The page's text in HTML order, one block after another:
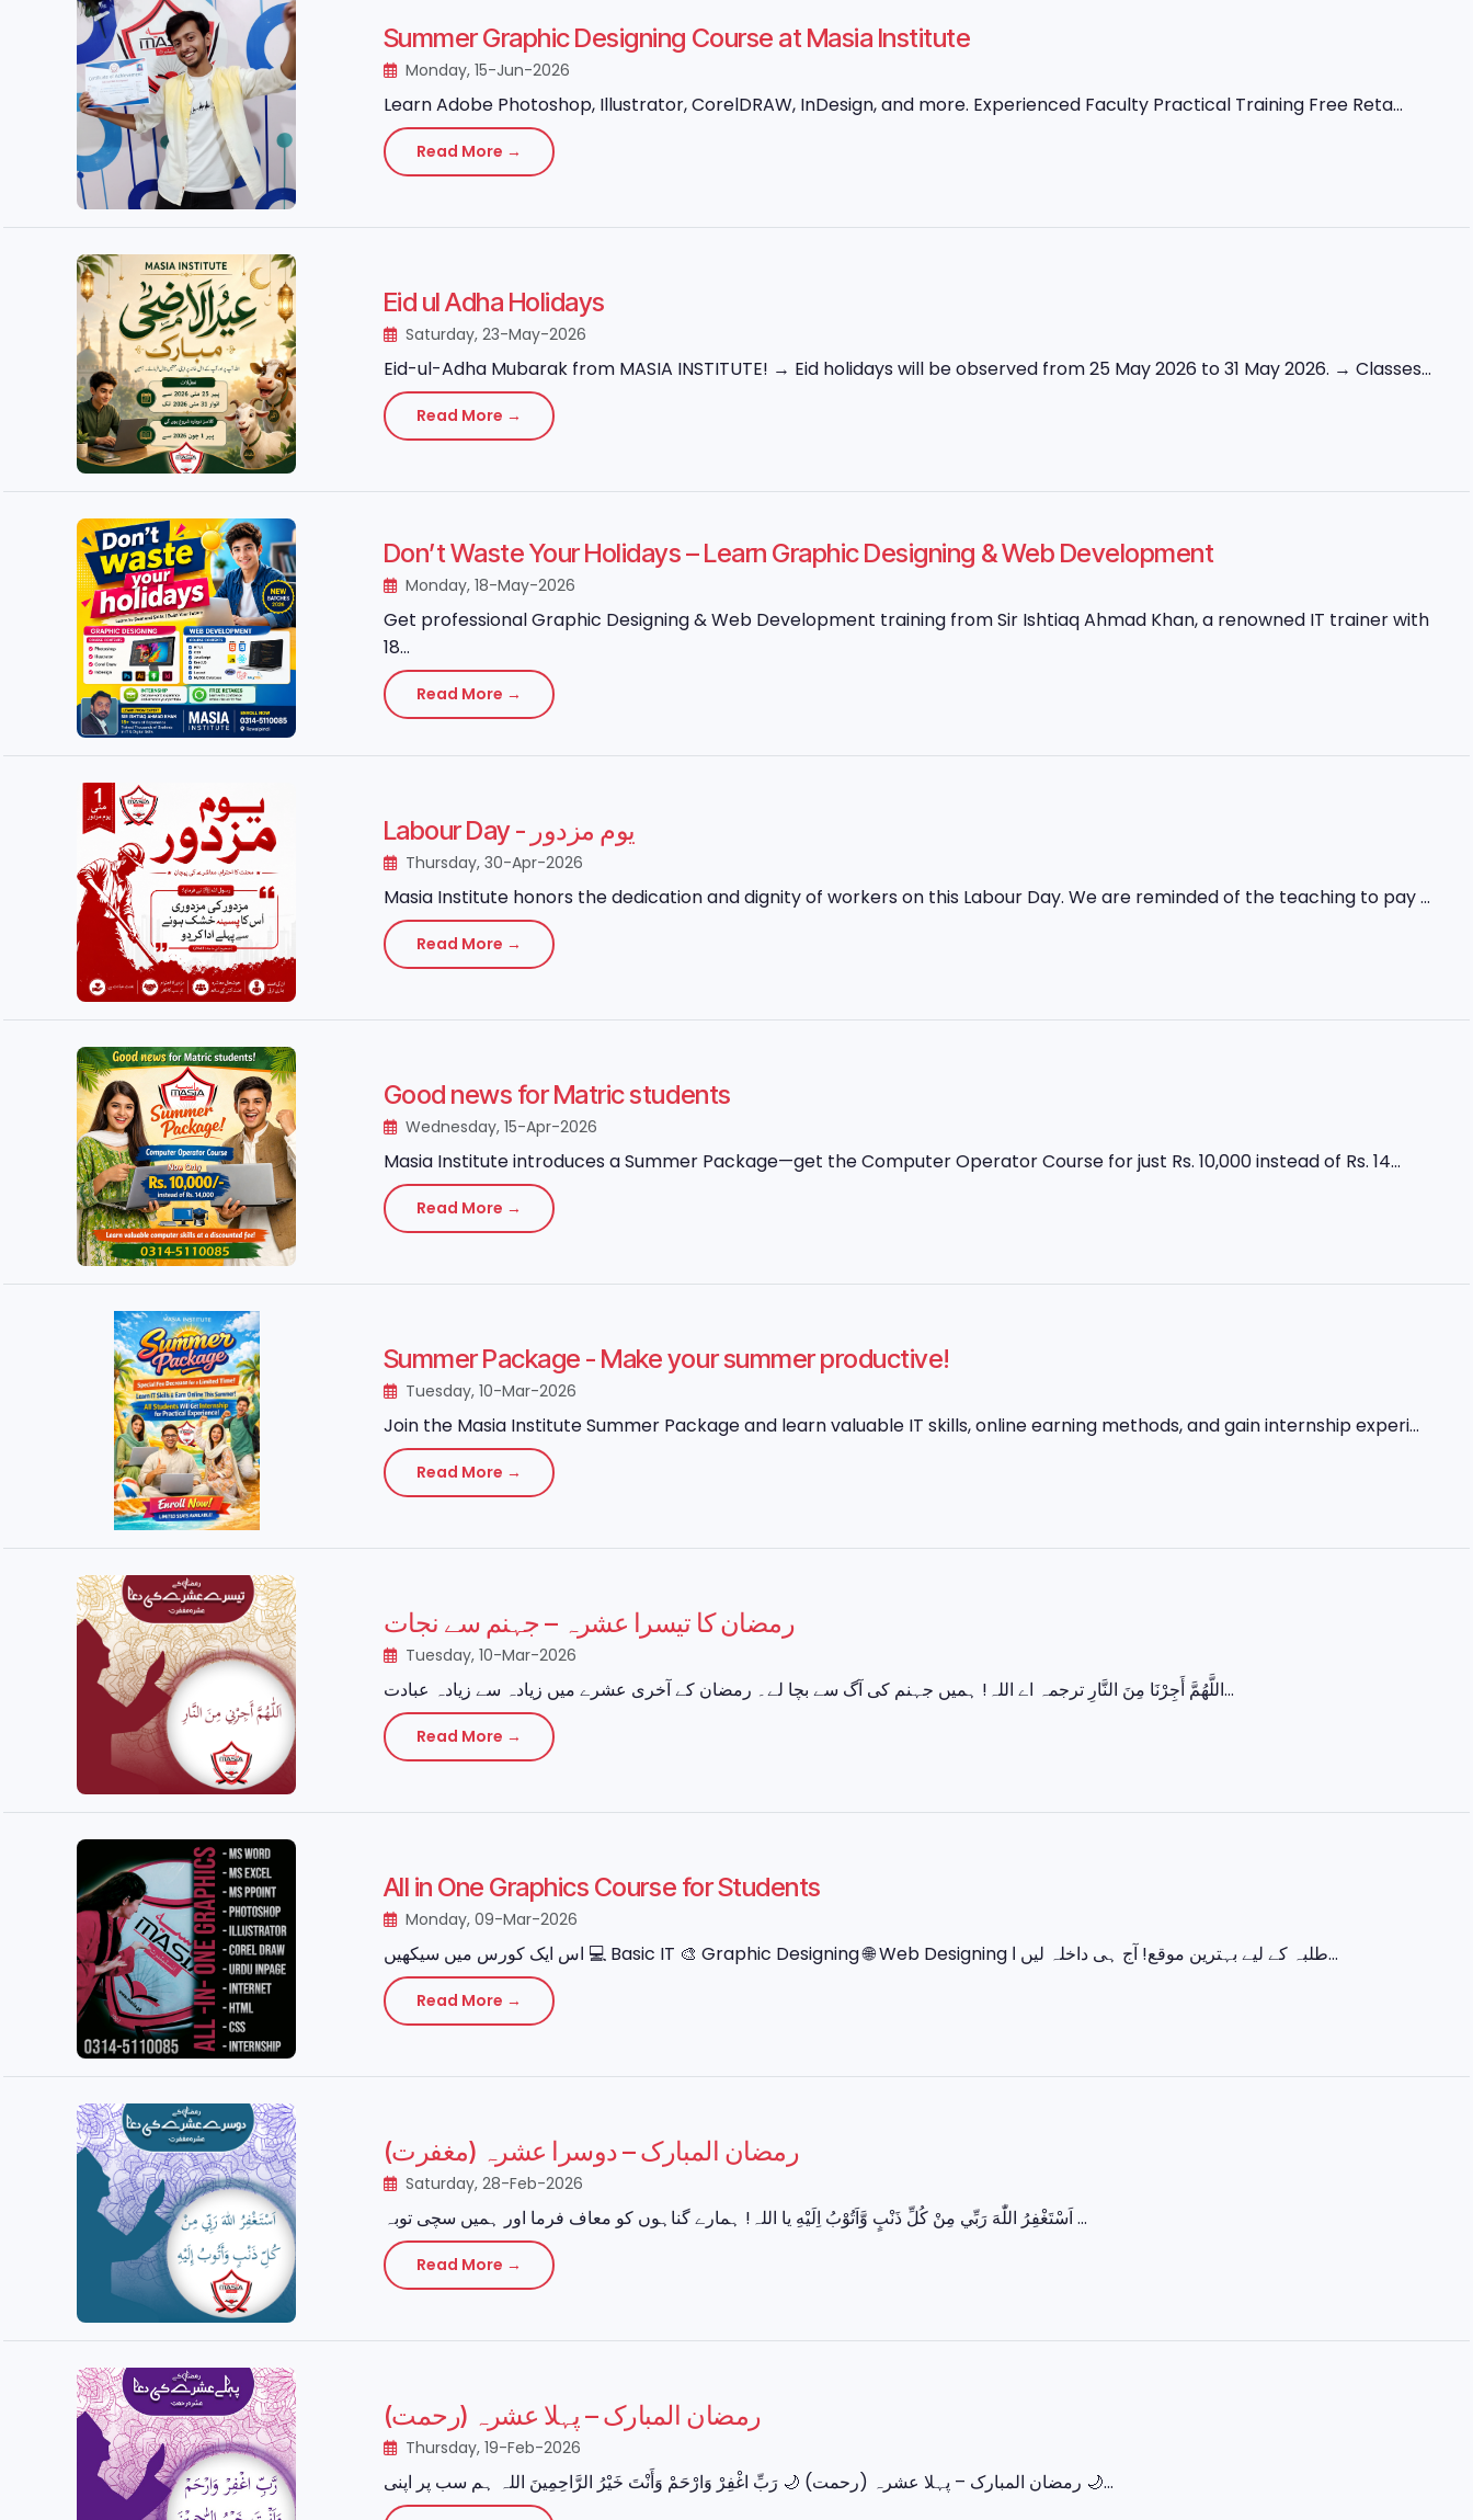
Summer Graphic Designing Course at Masia Institute
Monday, 15-Jun-2026
Learn Adobe Photoshop, Illustrator, CorelDRAW, InDesign, and more. Experienced Faculty Practical Training Free Reta...
Read More →
Eid ul Adha Holidays
Saturday, 23-May-2026
Eid-ul-Adha Mubarak from MASIA INSTITUTE! → Eid holidays will be observed from 25 May 2026 to 31 May 2026. → Classes...
Read More →
Don’t Waste Your Holidays – Learn Graphic Designing & Web Development
Monday, 18-May-2026
Get professional Graphic Designing & Web Development training from Sir Ishtiaq Ahmad Khan, a renowned IT trainer with
18...
Read More →
Labour Day - یوم مزدور
Thursday, 30-Apr-2026
Masia Institute honors the dedication and dignity of workers on this Labour Day. We are reminded of the teaching to pay ...
Read More →
Good news for Matric students
Wednesday, 15-Apr-2026
Masia Institute introduces a Summer Package—get the Computer Operator Course for just Rs. 10,000 instead of Rs. 14...
Read More →
Summer Package - Make your summer productive!
Tuesday, 10-Mar-2026
Join the Masia Institute Summer Package and learn valuable IT skills, online earning methods, and gain internship experi...
Read More →
رمضان کا تیسرا عشرہ – جہنم سے نجات
Tuesday, 10-Mar-2026
اللَّهُمَّ أَجِرْنَا مِنَ النَّارِ ترجمہ اے اللہ! ہمیں جہنم کی آگ سے بچا لے۔ رمضان کے آخری عشرے میں زیادہ سے زیادہ عبادت...
Read More →
All in One Graphics Course for Students
Monday, 09-Mar-2026
اس ایک کورس میں سیکھیں 💻 Basic IT 🎨 Graphic Designing 🌐 Web Designing طلبہ کے لیے بہترین موقع! آج ہی داخلہ لیں ا...
Read More →
رمضان المبارک – دوسرا عشرہ (مغفرت)
Saturday, 28-Feb-2026
اَسْتَغْفِرُ اللّٰهَ رَبِّي مِنْ كُلِّ ذَنْبٍ وَّاَتُوْبُ اِلَيْهِ یا اللہ! ہمارے گناہوں کو معاف فرما اور ہمیں سچی توبہ ...
Read More →
رمضان المبارک – پہلا عشرہ (رحمت)
Thursday, 19-Feb-2026
‏🌙 رمضان المبارک – پہلا عشرہ (رحمت) 🌙 رَبِّ اغْفِرْ وَارْحَمْ وَأَنْتَ خَيْرُ الرَّاحِمِينَ اللہ ہم سب پر اپنی...